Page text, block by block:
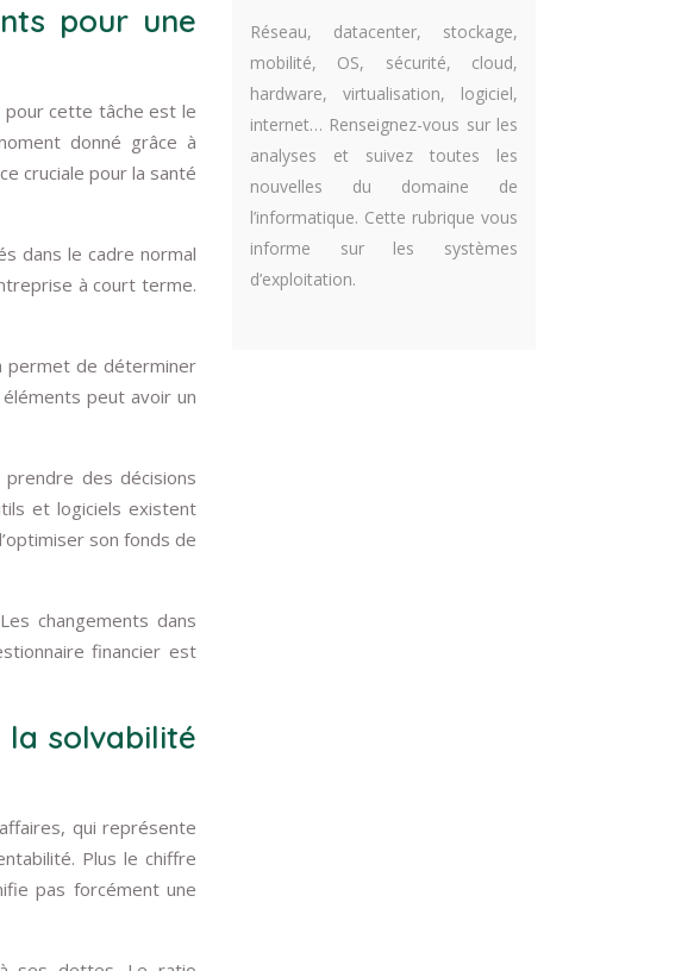
pour une
pour cette tâche est le
donné grâce à
cruciale pour la santé
dans le cadre normal
à court terme.
permet de déterminer
peut avoir un
des décisions
et logiciels existent
son fonds de
changements dans
financier est
solvabilité
qui représente
Plus le chiffre
pas forcément une
Réseau, datacenter, stockage,
mobilité, OS, sécurité, cloud,
hardware, virtualisation, logiciel,
internet… Renseignez-vous sur les
analyses et suivez toutes les
nouvelles du domaine de
l’informatique. Cette rubrique vous
informe sur les systèmes
d’exploitation.